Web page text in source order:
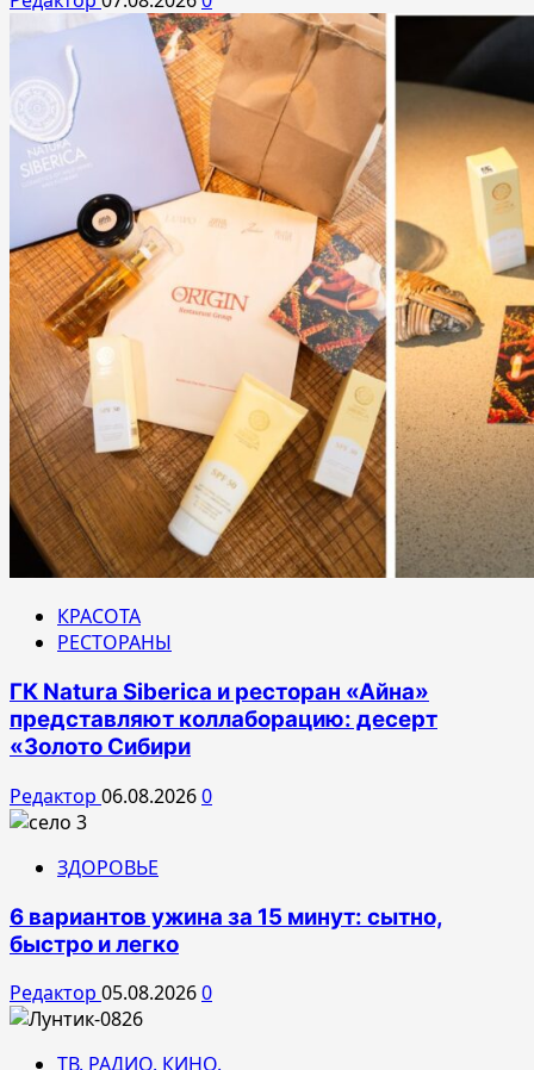
КРАСОТА
РЕСТОРАНЫ
ГК Natura Siberica и ресторан «Айна»
представляют коллаборацию: десерт
«Золото Сибири
Редактор 06.08.20260
ЗДОРОВЬЕ
6 вариантов ужина за 15 минут: сытно,
быстро и легко
Редактор 05.08.20260
ТВ. РАДИО. КИНО.